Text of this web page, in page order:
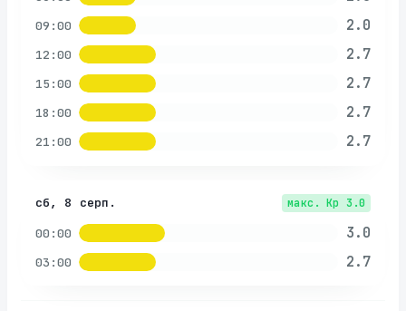
09:00 2.0
12:00 2.7
15:00 2.7
18:00 2.7
21:00 2.7
сб, 8 серп. макс. Kp 3.0
00:00 3.0
03:00 2.7